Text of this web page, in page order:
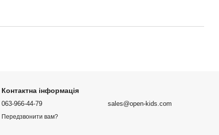
Контактна інформація
063-966-44-79
Передзвонити вам?
sales@open-kids.com